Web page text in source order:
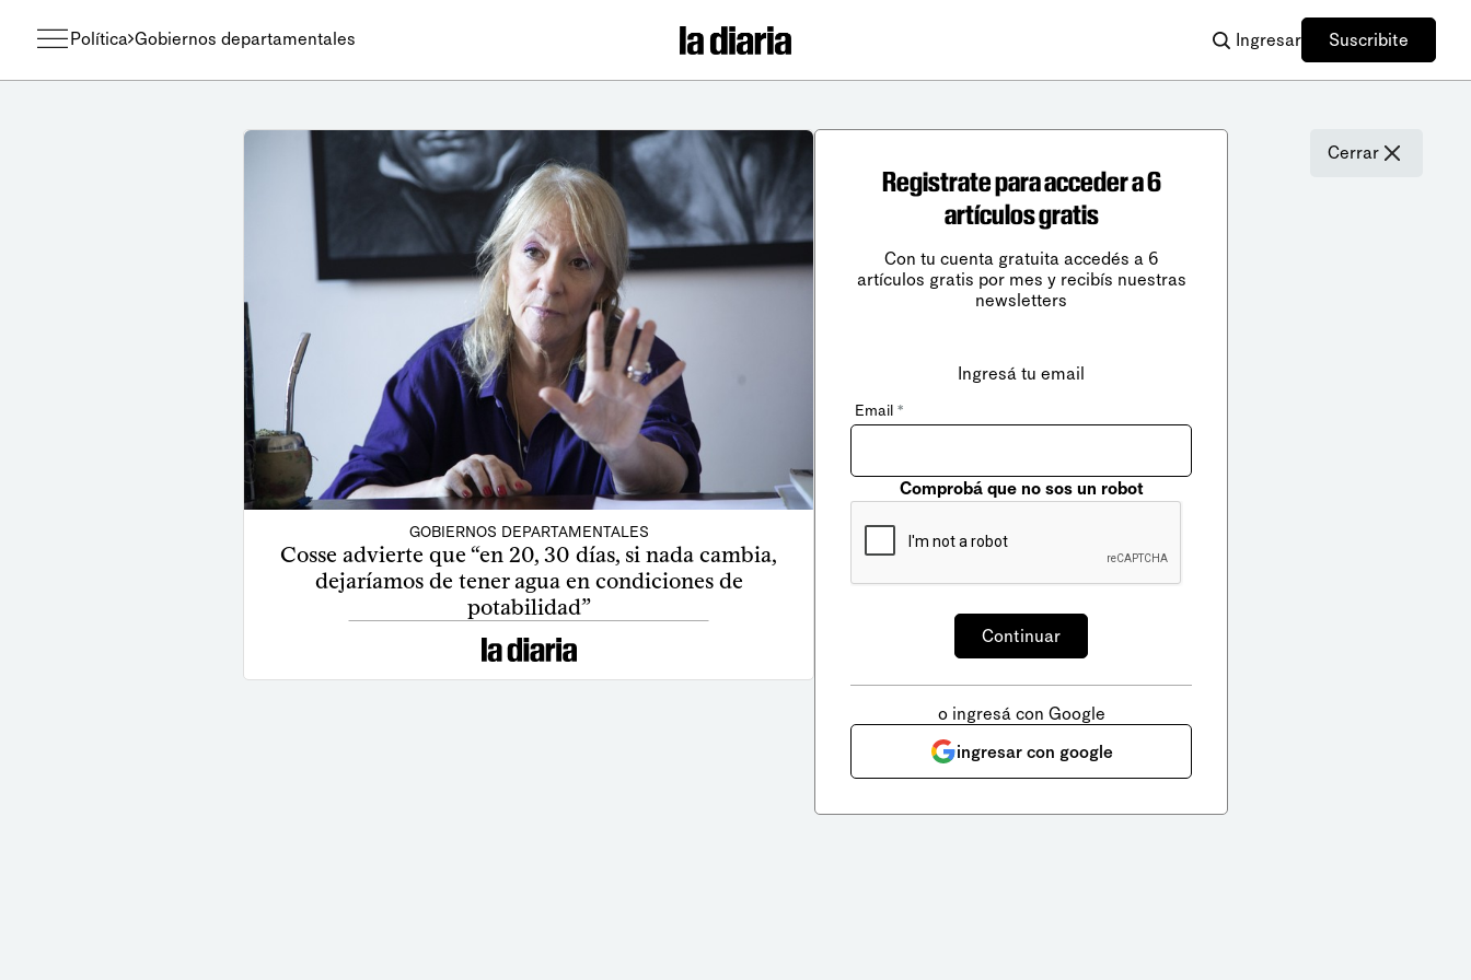
Política Gobiernos departamentales Ingresar Suscribite
GOBIERNOS DEPARTAMENTALES
Cosse advierte que “en 20, 30 días, si nada cambia,
dejaríamos de tener agua en condiciones de
potabilidad”
Cerrar
Registrate para acceder a 6
artículos gratis
Con tu cuenta gratuita accedés a 6
artículos gratis por mes y recibís nuestras
newsletters
Ingresá tu email
Email *
Comprobá que no sos un robot
o ingresá con Google
ingresar con google